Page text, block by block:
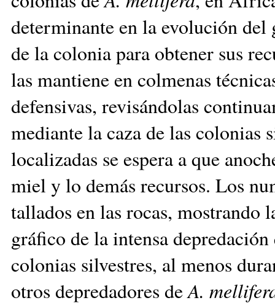
determinante en la evolución del
de la colonia para obtener sus
las mantiene en colmenas
defensivas, revisándolas
mediante la caza de las colonias
localizadas se espera a que
miel y lo demás recursos. Los
tallados en las rocas, mostrando
gráfico de la intensa
colonias silvestres, al menos
otros depredadores deA.